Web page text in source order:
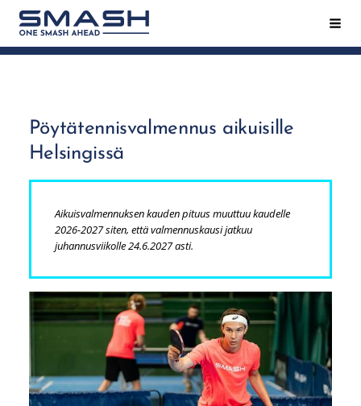
Siirry
sivun
sisältöön
Smash ry - Suomen suurin mailapeliseura
Pöytätennisvalmennus aikuisille
Helsingissä
Aikuisvalmennuksen kauden pituus muuttuu kaudelle
2026-2027 siten, että valmennuskausi jatkuu
juhannusviikolle 24.6.2027 asti.